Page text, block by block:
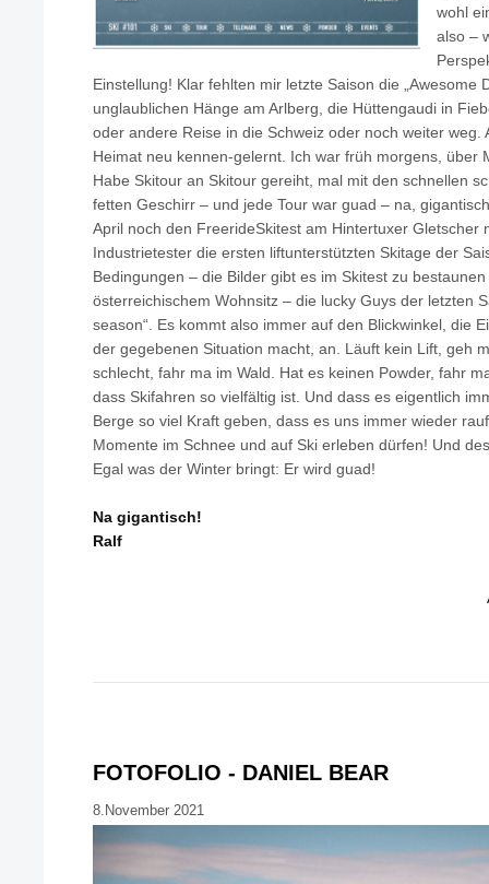
wohl
also –
Einstellung! Klar fehlten mir letzte Saison die „Awesome
unglaublichen Hänge am Arlberg, die Hüttengaudi in
oder andere Reise in die Schweiz oder noch weiter weg.
Heimat neu kennen-gelernt. Ich war früh morgens, über
Habe Skitour an Skitour gereiht, mal mit den schnellen
fetten Geschirr – und jede Tour war guad – na,
April noch den FreerideSkitest am Hintertuxer Gletscher
Industrietester die ersten liftunterstützten Skitage der
Bedingungen – die Bilder gibt es im Skitest zu
österreichischem Wohnsitz – die lucky Guys der letzten
season“. Es kommt also immer auf den Blickwinkel, die
der gegebenen Situation macht, an. Läuft kein Lift, geh
schlecht, fahr ma im Wald. Hat es keinen Powder, fahr
dass Skifahren so vielfältig ist. Und dass es eigentlich
Berge so viel Kraft geben, dass es uns immer wieder
Momente im Schnee und auf Ski erleben dürfen! Und
Egal was der Winter bringt: Er wird guad!
Na gigantisch!
Ralf
FOTOFOLIO - DANIEL BEAR
8.November 2021